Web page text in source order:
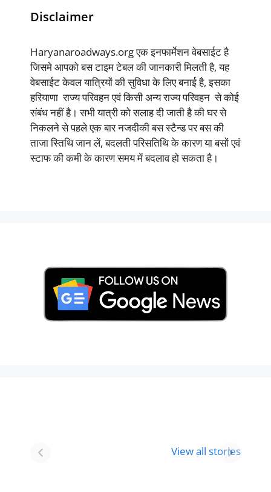
Disclaimer
Haryanaroadways.org एक इनफार्मेशन वेबसाईट है
जिसमे आपको बस टाइम टेबल की जानकारी मिलती है, यह
वेबसाईट केवल यात्रियों की सुविधा के लिए बनाई है, इसका
हरियाणा राज्य परिवहन एवं किसी अन्य राज्य परिवहन से कोई
संबंध नहीं है। सभी यात्री को सलाह दी जाती है की घर से
निकलने से पहले एक बार नजदीकी बस स्टैन्ड पर बस की
ताजा स्तिथि जान लें, बदलती परिसतिथि के कारण या बसों एवं
स्टाफ की कमी के कारण समय में बदलाव हो सकता है।
View all stories
Visit In
Holi